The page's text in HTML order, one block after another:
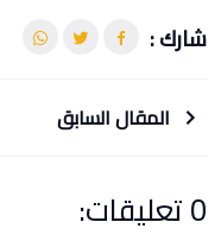
شارك :
المقال السابق
0 تعليقات: